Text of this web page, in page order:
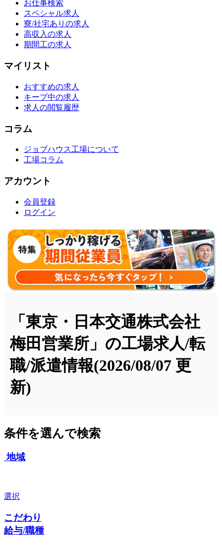
お仕事検索
スペシャル求人
寮/社宅ありの求人
高収入の求人
期間工の求人
マイリスト
おすすめの求人
キープ中の求人
求人の閲覧履歴
コラム
ジョブハウス工場について
工場コラム
アカウント
会員登録
ログイン
「東京・日本交通株式会社
梅田営業所」の工場求人/転
職/派遣情報(2026/08/07 更
新)
条件を選んで検索
地域
選択
こだわり
給与/職種